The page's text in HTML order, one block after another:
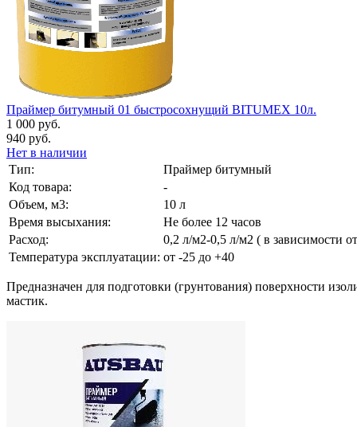
Праймер битумный 01 быстросохнущий BITUMEX 10л.
1 000 руб.
940 руб.
Нет в наличии
Тип:
Праймер битумный
Код товара:
-
Объем, м3:
10 л
Время высыхания:
Не более 12 часов
Расход:
0,2 л/м2-0,5 л/м2 ( в зависимости
Температура эксплуатации: от -25 до +40
Предназначен для подготовки (грунтования) поверхности
мастик.